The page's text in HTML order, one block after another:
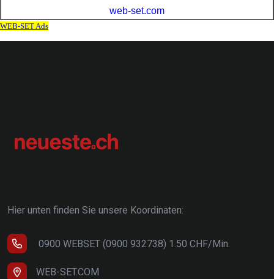
Hier unten finden Sie unsere Koordinaten:
0900 WEBSET (0900 932738) 1.50 CHF/Min.
WEB-SET.COM